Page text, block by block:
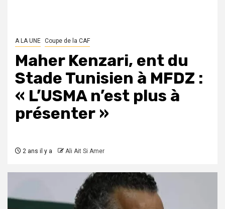
A LA UNE Coupe de la CAF
Maher Kenzari, ent du
Stade Tunisien à MFDZ :
« L’USMA n’est plus à
présenter »
2 ans il y a Ali Ait Si Amer